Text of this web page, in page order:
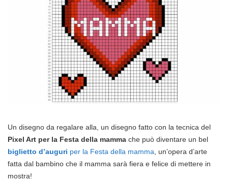
Un disegno da regalare alla, un disegno fatto con la tecnica del
Pixel Art per la Festa della mamma che può diventare un bel
biglietto d’auguri per la Festa della mamma , un’opera d’arte
fatta dal bambino che il mamma sarà fiera e felice di mettere in
mostra!